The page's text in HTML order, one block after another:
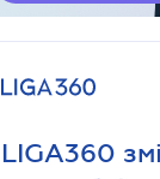
LIGA360